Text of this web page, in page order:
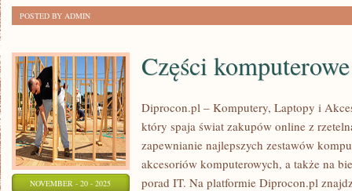
POSTED BY ADMIN
NOVEMBER - 20 - 2025
Części komputerowe
Diprocon.pl – Komputery, Laptopy i
który spaja świat zakupów online z
zapewnianie najlepszych zestawów
akcesoriów komputerowych, a także na
porad IT. Na platformie Diprocon.pl